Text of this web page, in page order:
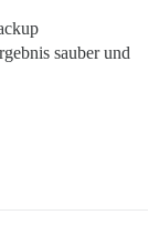
sauber und